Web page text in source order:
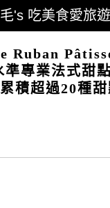
's 吃美食愛旅
Ruban
準專業法式甜
積超過20種